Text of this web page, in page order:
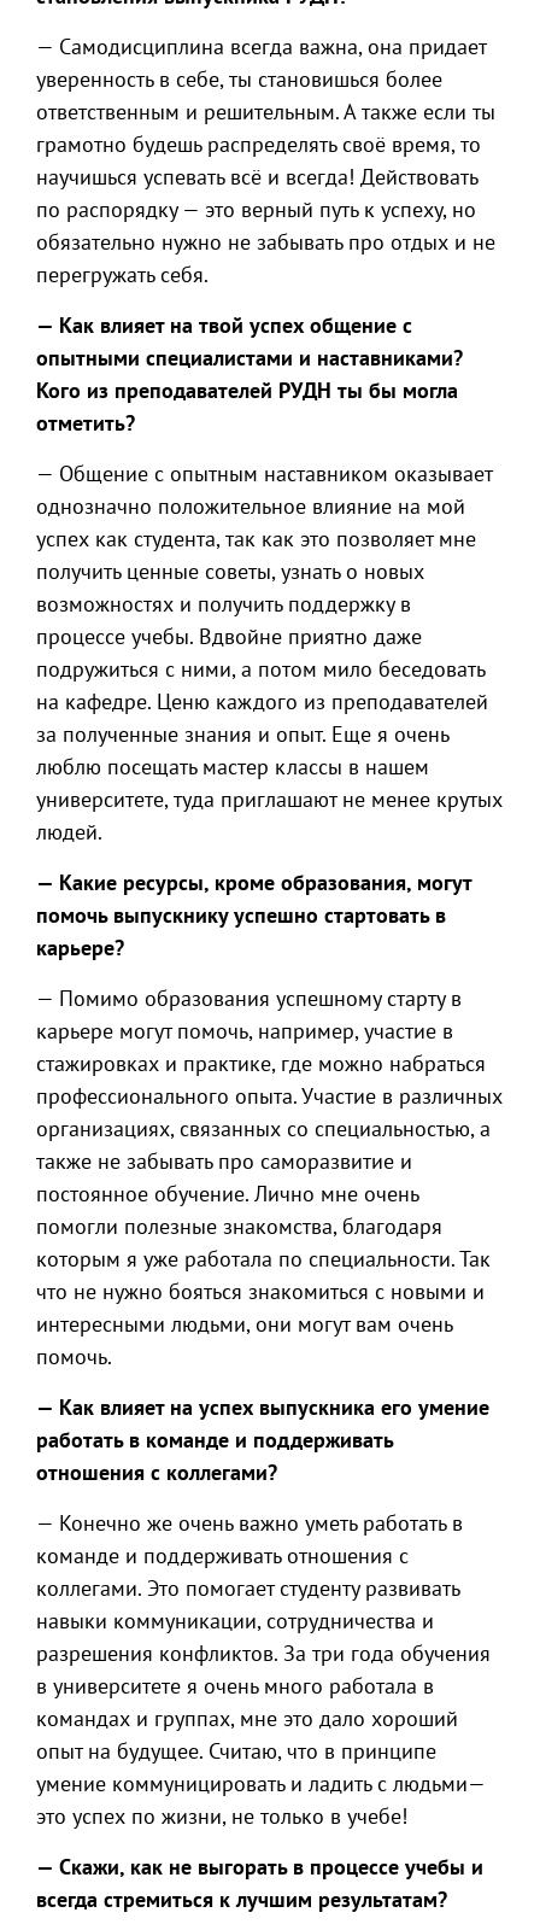
— Самодисциплина всегда важна, она придает
уверенность в себе, ты становишься более
ответственным и решительным. А также если ты
грамотно будешь распределять своё время, то
научишься успевать всё и всегда! Действовать
по распорядку — это верный путь к успеху, но
обязательно нужно не забывать про отдых и не
перегружать себя.
— Как влияет на твой успех общение с
опытными специалистами и наставниками?
Кого из преподавателей РУДН ты бы могла
отметить?
— Общение с опытным наставником оказывает
однозначно положительное влияние на мой
успех как студента, так как это позволяет мне
получить ценные советы, узнать о новых
возможностях и получить поддержку в
процессе учебы. Вдвойне приятно даже
подружиться с ними, а потом мило беседовать
на кафедре. Ценю каждого из преподавателей
за полученные знания и опыт. Еще я очень
люблю посещать мастер классы в нашем
университете, туда приглашают не менее крутых
людей.
— Какие ресурсы, кроме образования, могут
помочь выпускнику успешно стартовать в
карьере?
— Помимо образования успешному старту в
карьере могут помочь, например, участие в
стажировках и практике, где можно набраться
профессионального опыта. Участие в различных
организациях, связанных со специальностью, а
также не забывать про саморазвитие и
постоянное обучение. Лично мне очень
помогли полезные знакомства, благодаря
которым я уже работала по специальности. Так
что не нужно бояться знакомиться с новыми и
интересными людьми, они могут вам очень
помочь.
— Как влияет на успех выпускника его умение
работать в команде и поддерживать
отношения с коллегами?
— Конечно же очень важно уметь работать в
команде и поддерживать отношения с
коллегами. Это помогает студенту развивать
навыки коммуникации, сотрудничества и
разрешения конфликтов. За три года обучения
в университете я очень много работала в
командах и группах, мне это дало хороший
опыт на будущее. Считаю, что в принципе
умение коммуницировать и ладить с людьми—
это успех по жизни, не только в учебе!
— Скажи, как не выгорать в процессе учебы и
всегда стремиться к лучшим результатам?